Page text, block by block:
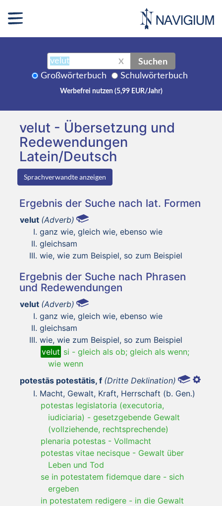
X Suchen
Großwörterbuch Schulwörterbuch
Werbefrei nutzen (5,99 EUR/Jahr)
velut - Übersetzung und
Redewendungen
Latein/Deutsch
Sprachverwandte anzeigen
Ergebnis der Suche nach lat. Formen
velut (Adverb)
ganz wie, gleich wie, ebenso wie
gleichsam
wie, wie zum Beispiel, so zum Beispiel
Ergebnis der Suche nach Phrasen
und Redewendungen
velut (Adverb)
ganz wie, gleich wie, ebenso wie
gleichsam
wie, wie zum Beispiel, so zum Beispiel
velut si - gleich als ob; gleich als wenn;
wie wenn
potestās potestātis, f (Dritte Deklination)
Macht, Gewalt, Kraft, Herrschaft (b. Gen.)
potestas legislatoria (executoria,
iudiciaria) - gesetzgebende Gewalt
(vollziehende, rechtsprechende)
plenaria potestas - Vollmacht
potestas vitae necisque - Gewalt über
Leben und Tod
se in potestatem fidemque dare - sich
ergeben
in potestatem redigere - in die Gewalt